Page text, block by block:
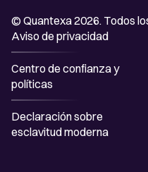
© Quantexa 2026. Todos
Aviso de privacidad
Centro de confianza y
políticas
Declaración sobre
esclavitud moderna